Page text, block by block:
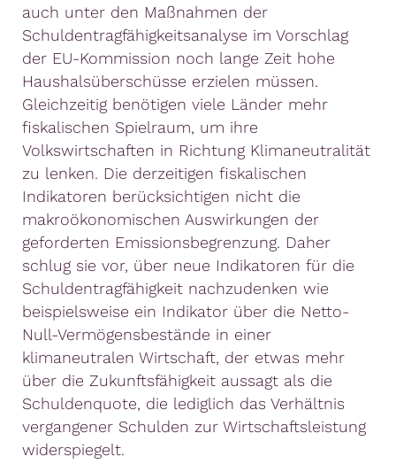
auch unter den Maßnahmen der
Schuldentragfähigkeitsanalyse im Vorschlag
der EU-Kommission noch lange Zeit hohe
Haushalsüberschüsse erzielen müssen.
Gleichzeitig benötigen viele Länder mehr
fiskalischen Spielraum, um ihre
Volkswirtschaften in Richtung Klimaneutralität
zu lenken. Die derzeitigen fiskalischen
Indikatoren berücksichtigen nicht die
makroökonomischen Auswirkungen der
geforderten Emissionsbegrenzung. Daher
schlug sie vor, über neue Indikatoren für die
Schuldentragfähigkeit nachzudenken wie
beispielsweise ein Indikator über die Netto-
Null-Vermögensbestände in einer
klimaneutralen Wirtschaft, der etwas mehr
über die Zukunftsfähigkeit aussagt als die
Schuldenquote, die lediglich das Verhältnis
vergangener Schulden zur Wirtschaftsleistung
widerspiegelt.